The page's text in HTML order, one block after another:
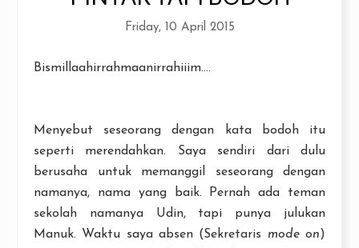
Friday, 10 April 2015
Bismillaahirrahmaanirrahiiim....
Menyebut seseorang dengan kata bodoh itu
seperti merendahkan. Saya sendiri dari dulu
berusaha untuk memanggil seseorang dengan
namanya, nama yang baik. Pernah ada teman
sekolah namanya Udin, tapi punya julukan
Manuk. Waktu saya absen (Sekretaris mode on)